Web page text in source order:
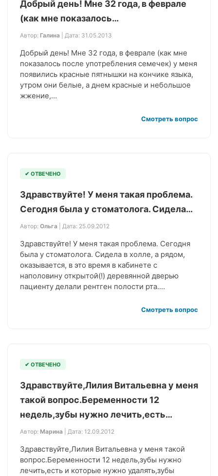
Добрый день! Мне 32 года, в феврале
(как мне показалось…
Автор: Галина | Дата: 31.05.2013
Добрый день! Мне 32 года, в феврале (как мне
показалось после употребления семечек) у меня
появились красные пятнышки на кончике языка,
утром они белые, а днем красные и небольшое
жжение,…
Смотреть вопрос
✔ ОТВЕЧЕНО
Здравствуйте! У меня такая проблема.
Сегодня была у стоматолога. Сидела…
Автор: Ольга | Дата: 25.09.2012
Здравствуйте! У меня такая проблема. Сегодня
была у стоматолога. Сидела в холле, а рядом,
оказывается, в это время в кабинете с
наполовину открытой(!) деревянной дверью
пациенту делали рентген полости рта.…
Смотреть вопрос
✔ ОТВЕЧЕНО
Здравствуйте,Лилия Витальевна у меня
такой вопрос.Беременности 12
недель,зубы нужно лечить,есть…
Автор: Марина | Дата: 12.09.2012
Здравствуйте,Лилия Витальевна у меня такой
вопрос.Беременности 12 недель,зубы нужно
лечить,есть и которые нужно удалять,зубы